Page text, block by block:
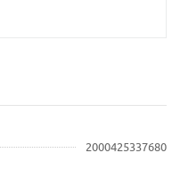
2000425337680